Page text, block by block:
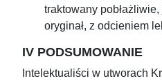
traktowany
oryginał, z odcieniem
IV PODSUMOWANIE
Intelektualiści w utworach